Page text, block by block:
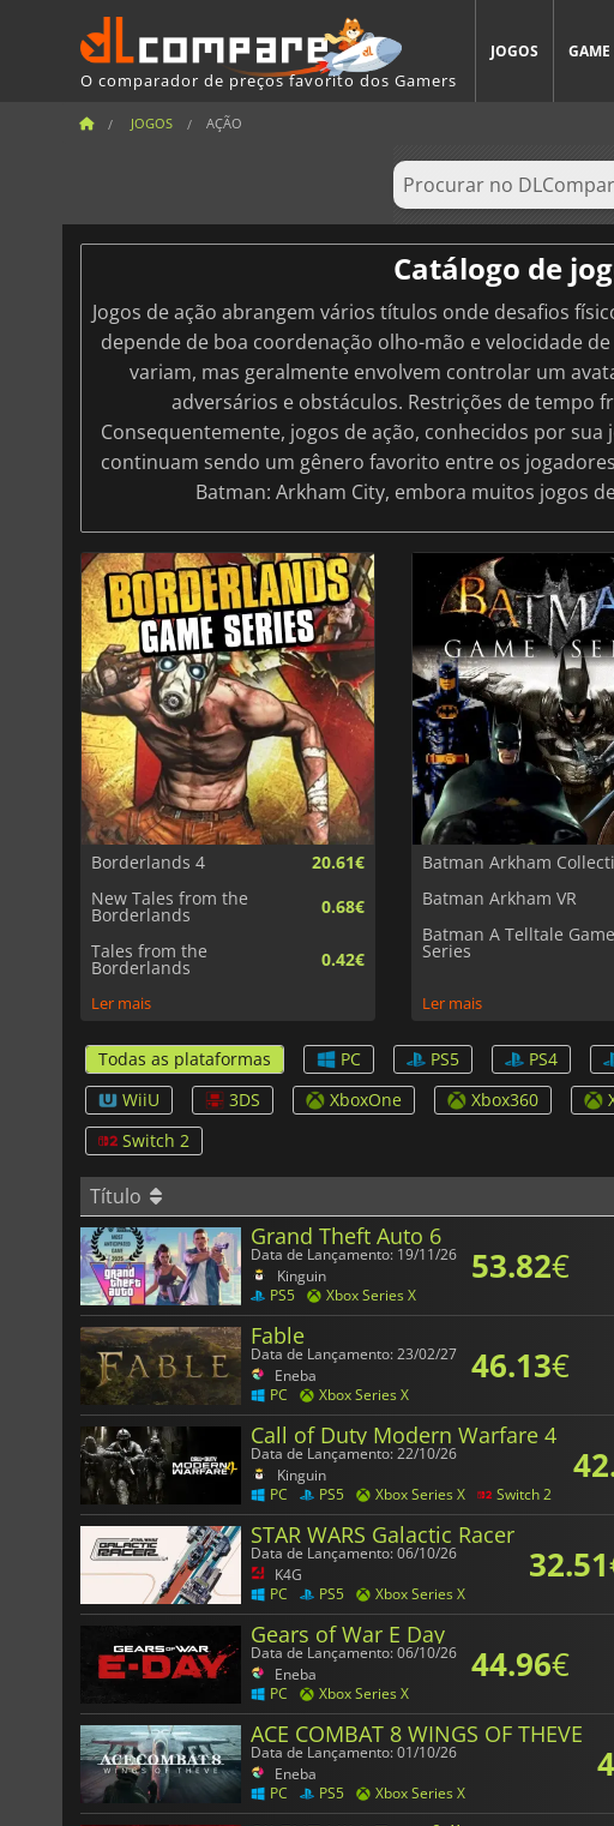
O comparador de preços favorito dos Gamers
JOGOS GAME
JOGOS AÇÃO
Catálogo de
Jogos de ação abrangem vários títulos onde desafios
depende de boa coordenação olho-mão e velocidade
variam, mas geralmente envolvem controlar um
adversários e obstáculos. Restrições de tempo
Consequentemente, jogos de ação, conhecidos por
continuam sendo um gênero favorito entre os
Batman: Arkham City, embora muitos jogos
Borderlands 4
20.61€
New Tales from the
Borderlands
0.68€
Tales from the
Borderlands 0.42€
Ler mais
Batman Arkham
Batman Arkham VR
Batman A Telltale Game
Series
Ler mais
Todas as plataformas PC PS5 PS4
WiiU
3DS XboxOne Xbox360
Switch 2
Título
Grand Theft Auto 6
Data de Lançamento: 19/11/26
Kinguin
PS5
Xbox Series X
53.82€
Fable
Data de Lançamento: 23/02/27
Eneba
PC
Xbox Series X
46.13€
Call of Duty Modern Warfare 4
Data de Lançamento: 22/10/26
Kinguin
PC
PS5 Xbox Series X Switch 2
STAR WARS Galactic Racer
Data de Lançamento: 06/10/26
K4G
PC
PS5 Xbox Series X
32.51
Gears of War E Day
Data de Lançamento: 06/10/26
Eneba
PC
Xbox Series X
44.96€
ACE COMBAT 8 WINGS OF THEVE
Data de Lançamento: 01/10/26
Eneba
PC
PS5 Xbox Series X